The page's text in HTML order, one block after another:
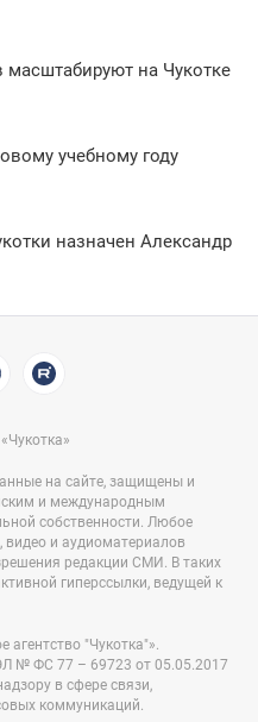
на Чукотке
учебному году
назначен Александр
на сайте, защищены и
и международным
собственности. Любое
видео и аудиоматериалов
редакции СМИ. В таких
гиперссылки, ведущей к
"Чукотка"».
№ ФС 77 – 69723 от 05.05.2017
в сфере связи,
коммуникаций.